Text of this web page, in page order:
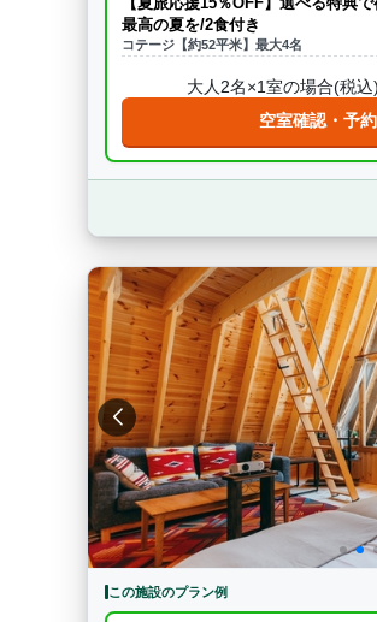
最高の夏を/2食付き
コテージ【約52平米】最大4名
大人2名×1室の場合(税込)
空室確認・予
この施設のプラン例